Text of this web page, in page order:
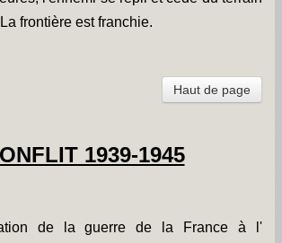
frontière est franchie.
Haut de page
1939-1945
de la guerre de la France à l'